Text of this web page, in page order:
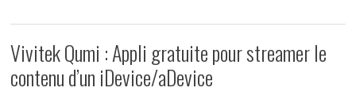
Vivitek Qumi : Appli gratuite pour streamer le
contenu d’un iDevice/aDevice